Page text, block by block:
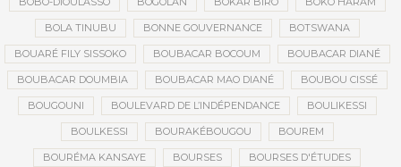
BOLA TINUBU BONNE GOUVERNANCE BOTSWANA
BOUARÉ FILY SISSOKO BOUBACAR BOCOUM BOUBACAR DIANÉ
BOUBACAR DOUMBIA BOUBACAR MAO DIANÉ BOUBOU CISSÉ
BOUGOUNI BOULEVARD DE L’INDÉPENDANCE BOULIKESSI
BOULKESSI BOURAKÉBOUGOU BOUREM
BOURÉMA KANSAYE BOURSES BOURSES D'ÉTUDES